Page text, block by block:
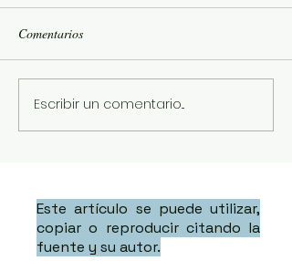
Comentarios
Escribir un comentario...
Este artículo se puede utilizar,
copiar o reproducir citando la
fuente y su autor.